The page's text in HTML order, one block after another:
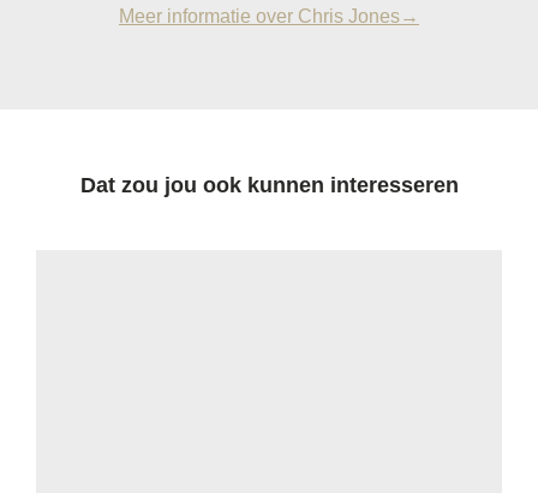
Meer informatie over Chris Jones→
Dat zou jou ook kunnen interesseren